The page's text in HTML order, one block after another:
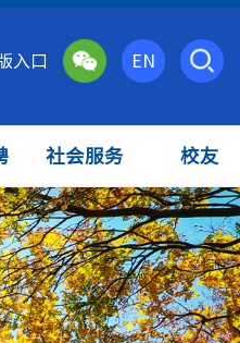
社会服务 校友
入口 EN